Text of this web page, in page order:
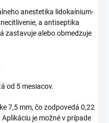
anestetika lidokaínium-
a antiseptika
zastavuje alebo obmedzuje
od 5 mesiacov.
7,5 mm, čo zodpovedá 0,22
je možné v prípade